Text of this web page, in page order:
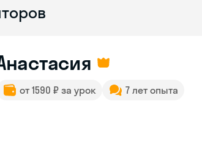
от 1590 ₽ за урок 7 лет опыта